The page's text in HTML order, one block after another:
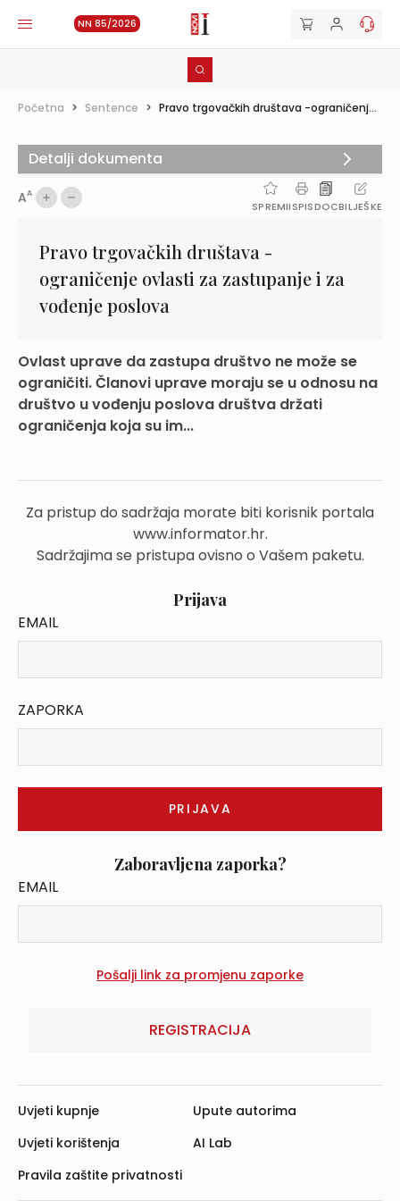
NN 85/2026
Početna > Sentence > Pravo trgovačkih društava -ograničenj...
AA
SPREMIISPISDOCBILJEŠKE
Pravo trgovačkih društava -
ograničenje ovlasti za zastupanje i za
vođenje poslova
Ovlast uprave da zastupa društvo ne može se
ograničiti. Članovi uprave moraju se u odnosu na
društvo u vođenju poslova društva držati
ograničenja koja su im...
Za pristup do sadržaja morate biti korisnik portala
www.informator.hr.
Sadržajima se pristupa ovisno o Vašem paketu.
Prijava
EMAIL
ZAPORKA
Zaboravljena zaporka?
EMAIL
REGISTRACIJA
Detalji dokumenta
Uvjeti kupnje
Uvjeti korištenja
Pravila zaštite privatnosti
Upute autorima
AI Lab